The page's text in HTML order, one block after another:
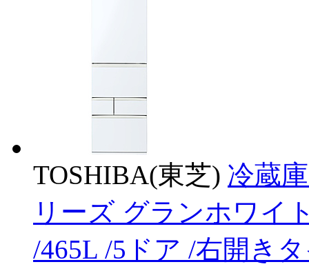
TOSHIBA(東芝) 冷蔵
リーズ グランホワイ
/465L /5ドア /右開き